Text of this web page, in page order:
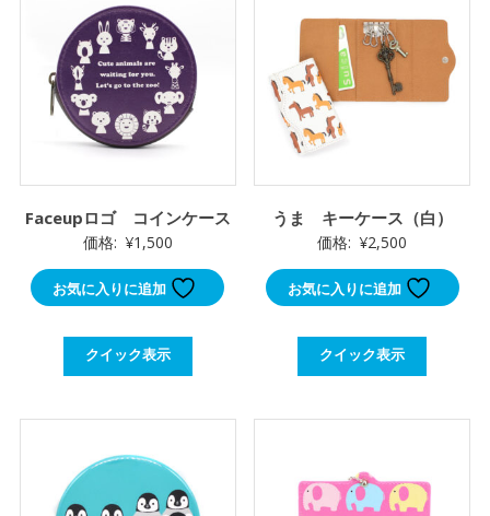
Faceupロゴ コインケース
価格: ¥1,500
お気に入りに追加
クイック表示
うま キーケース（白）
価格: ¥2,500
お気に入りに追加
クイック表示